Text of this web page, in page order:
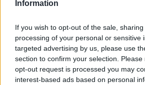
Information
If you wish to opt-out of the sale,
processing of your personal or sensitive
targeted advertising by us, please use
section to confirm your selection.
opt-out request is processed you may
interest-based ads based on personal
Kultúra
2023. szeptember 26. 9:17